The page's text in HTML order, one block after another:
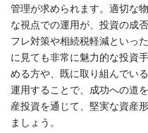
管理が求められます。適切な
な視点での運用が、投資の成
フレ対策や相続税軽減といっ
に見ても非常に魅力的な投資
める方や、既に取り組んでい
運用することで、成功への道
産投資を通じて、堅実な資産
ましょう。